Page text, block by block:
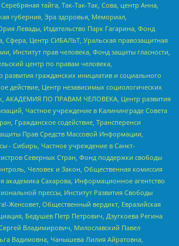
тайга, Так-Так-Так, Сова, центр Анна,
губерния, Эра здоровья, Мемориал,
Левады, Издательство Парк Гагарина, Фонд
Сфера, Центр СИБАЛЬТ, Уральская правозащитная
Институт прав человека, Фонд защиты гласности,
центр по правам человека,
гражданских инициатив и социального
действие, Центр независимых социологических
АКАДЕМИЯ ПО ПРАВАМ ЧЕЛОВЕКА, Центр развития
Частное учреждение в Калининграде Совета
Гражданское содействие, Трансперенси
Прав Средств Массовой Информации,
- Сибирь, Частное учреждение в Санкт-
Северных Стран, Фонд поддержки свободы
Человек и Закон, Общественная комиссия
академика Сахарова, Информационное агентство
прессы, Институт Развития Свободы
Женсовет, Общественный вердикт, Евразийская
Бедушев Петр Петрович, Дзугкоева Регина
Владимирович, Милославский Павел
Вадимовна, Чанышева Лилия Айратовна,